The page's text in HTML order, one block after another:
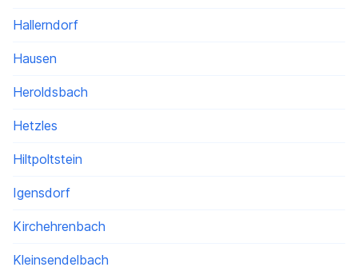
Hallerndorf
Hausen
Heroldsbach
Hetzles
Hiltpoltstein
Igensdorf
Kirchehrenbach
Kleinsendelbach